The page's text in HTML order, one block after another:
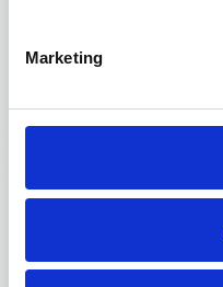
Marketing
pubblico
02/07/2026